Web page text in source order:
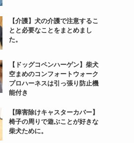
【介護】犬の介護で注意するこ
とと必要なことをまとめまし
た。
【ドッグコペンハーゲン】柴犬
空まめのコンフォートウォーク
プロハーネスは引っ張り防止機
能付き
【障害除けキャスターカバー】
椅子の周りで遊ぶことが好きな
柴犬ために。